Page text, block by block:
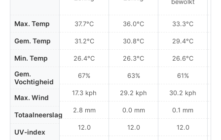
Max. Temp
Gem. Temp
Min. Temp
Gem.
Vochtigheid
Max. Wind
Totaalneerslag
UV-index
37.7°C
31.2°C
26.4°C
67%
17.3 kph
2.8 mm
12.0
36.0°C
30.8°C
26.3°C
63%
29.2 kph
0.0 mm
12.0
bewolkt
33.3°C
29.4°C
26.6°C
61%
30.2 kph
0.1 mm
12.0